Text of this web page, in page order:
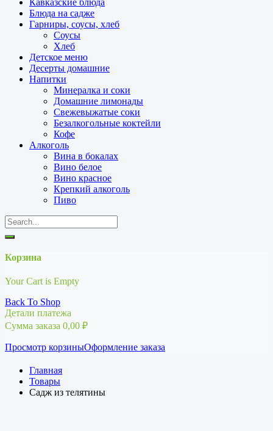
Блюда на садже
Гарниры, соусы, хлеб
Соусы
Хлеб
Детское меню
Десерты домашние
Напитки
Минералка и соки
Домашние лимонады
Свежевыжатые соки
Безалкогольные коктейли
Кофе
Алкоголь
Вина в бокалах
Вино белое
Вино красное
Крепкий алкоголь
Пиво
Корзина
Your Cart is Empty
Back To Shop
Детали платежа
Сумма заказа 0,00 ₽
Просмотр корзиныОформление заказа
Главная
Товары
Садж из телятины